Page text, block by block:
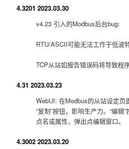
4.3201 2023.03.30
v4.23 引入的Modbus后台bug:
RTU/ASCII可能无法工作于低波
TCP从站如报告错误码将导致程
4.31 2023.03.23
WebUI: 在Modbus的从站设定页
“复制”按钮，影响生产力。“编辑
点名或属性，弹出点编辑窗口。
4.3002 2023.03.20